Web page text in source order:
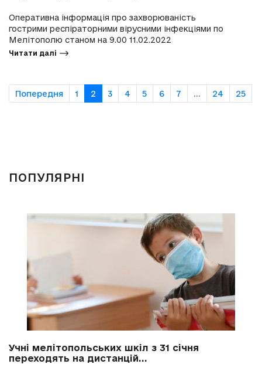
Оперативна інформація про захворюваність
гострими респіраторними вірусними інфекціями по
Мелітополю станом на 9.00 11.02.2022
Читати далі
Попередня 1 2 3 4 5 6 7 ... 24 25
ПОПУЛЯРНІ
Учні мелітопольських шкіл з 31 січня
переходять на дистанцій...